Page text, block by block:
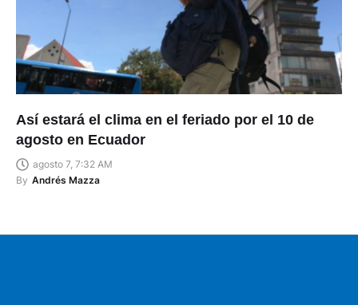
Así estará el clima en el feriado por el 10 de
agosto en Ecuador
agosto 7, 7:32 AM
By Andrés Mazza